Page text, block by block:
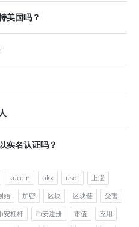
美国吗？
实名认证吗？
kucoin okx usdt
上涨
始 加密 区块 区块链
受害
安杠杆 币安注册 市值 应用